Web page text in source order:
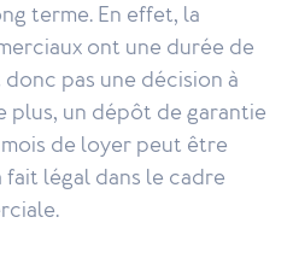
terme. En effet, la
ont une durée de
donc pas une décision à
plus, un dépôt de garantie
de loyer peut être
légal dans le cadre